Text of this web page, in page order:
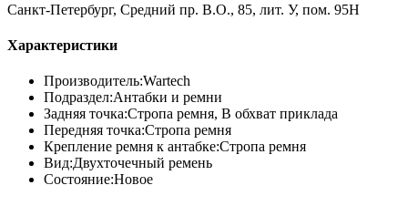
Санкт-Петербург, Средний пр. В.О., 85, лит. У, пом. 95Н
Характеристики
Производитель:Wartech
Подраздел:Антабки и ремни
Задняя точка:Стропа ремня, В обхват приклада
Передняя точка:Стропа ремня
Крепление ремня к антабке:Стропа ремня
Вид:Двухточечный ремень
Состояние:Новое